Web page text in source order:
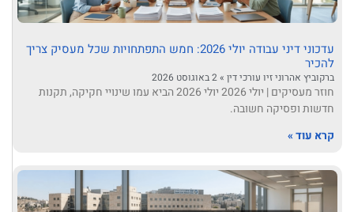
עדכוני דיני עבודה יולי 2026: חמש התפתחויות שכל מעסיק צריך
להכיר
ברקוביץ אהרוני זיו עורכי דין
חוזר מעסיקים | יולי 2026 יולי 2026 הביא עמו שינויי חקיקה, תקנות
חדשות ופסיקה חשובה.
קרא עוד »